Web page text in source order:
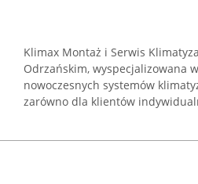
Klimax Montaż i Serwis
Odrzańskim, wyspecjalizowana
nowoczesnych systemów
zarówno dla klientów